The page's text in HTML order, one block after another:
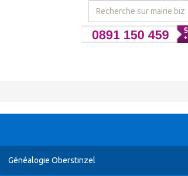
Généalogie Oberstinzel